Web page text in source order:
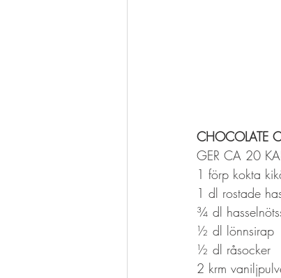
CHOCOLATE
GER CA 20
1 förp kokta
1 dl rostade
¾ dl
½ dl lönnsirap
½ dl råsocker
2 krm